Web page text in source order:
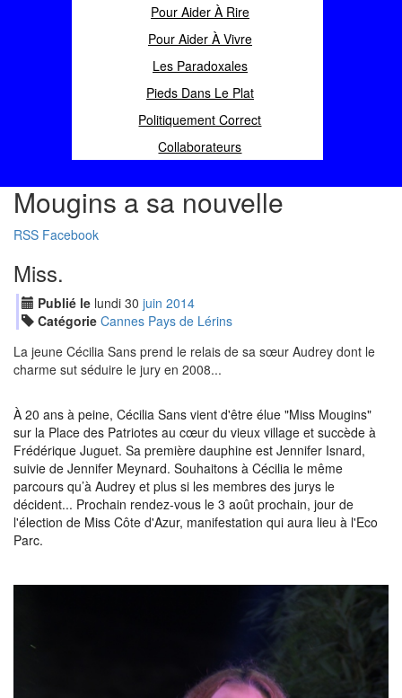
Pour Aider À Rire
Pour Aider À Vivre
Les Paradoxales
Pieds Dans Le Plat
Politiquement Correct
Collaborateurs
Mougins a sa nouvelle
RSS Facebook
Miss.
Publié le lundi 30 juin 2014
Catégorie Cannes Pays de Lérins
La jeune Cécilia Sans prend le relais de sa sœur Audrey dont le
charme sut séduire le jury en 2008...
À 20 ans à peine, Cécilia Sans vient d'être élue "Miss Mougins"
sur la Place des Patriotes au cœur du vieux village et succède à
Frédérique Juguet. Sa première dauphine est Jennifer Isnard,
suivie de Jennifer Meynard. Souhaitons à Cécilia le même
parcours qu’à Audrey et plus si les membres des jurys le
décident... Prochain rendez-vous le 3 août prochain, jour de
l'élection de Miss Côte d'Azur, manifestation qui aura lieu à l'Eco
Parc.